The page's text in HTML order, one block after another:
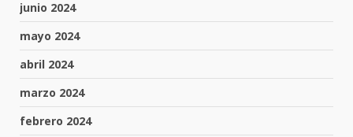
junio 2024
mayo 2024
abril 2024
marzo 2024
febrero 2024